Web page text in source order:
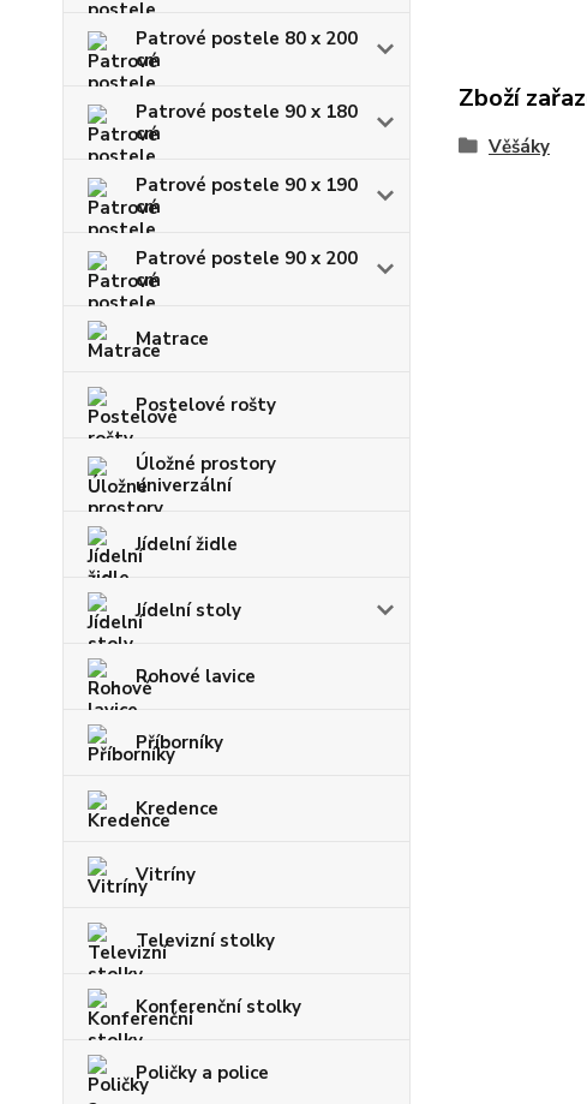
Patrové postele 80 x 200
cm
Patrové postele 90 x 180
cm
Patrové postele 90 x 190
cm
Patrové postele 90 x 200
cm
Matrace
Postelové rošty
Úložné prostory
univerzální
Jídelní židle
Jídelní stoly
Rohové lavice
Příborníky
Kredence
Vitríny
Televizní stolky
Konferenční stolky
Poličky a police
Zboží
Věšáky